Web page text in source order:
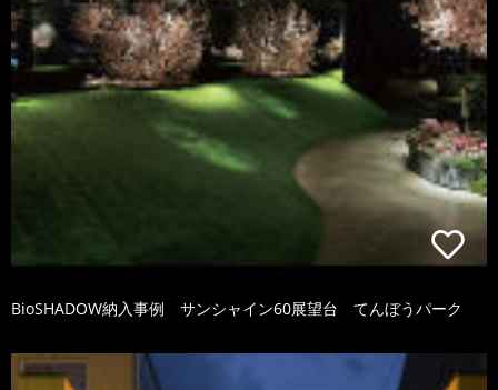
BioSHADOW納入事例 サンシャイン60展望台 てんぼうパーク